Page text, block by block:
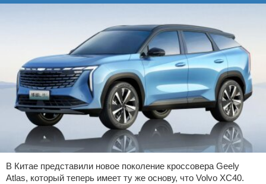
В Китае представили новое поколение кроссовера Geely
Atlas, который теперь имеет ту же основу, что Volvo XC40.